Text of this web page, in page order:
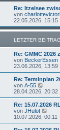
Re: Itzelsee
von
22.05.2026, 15:15
LETZTER BEITRAG
Re: GMMC 2026
von BeckerEssen
23.06.2026, 13:59
Re: Terminplan
von A-55
e
u
e
s
t
r
28.04.2026, 20:32
Re: 15.07.2026
von JHulot
e
u
e
10.07.2026, 00:11